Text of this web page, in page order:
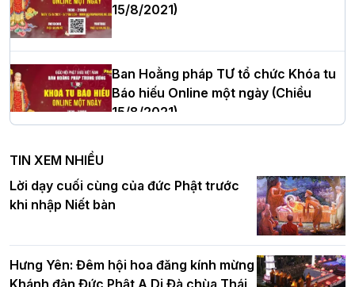
Thượng tọa Thích Tâm Chính được suy
cử tân Trưởng ban Trị sự GHPGVN tỉnh
Hà Nội: Tăng Ni Trường hạ Bồ Đề trang
nghiêm tác pháp Tiền an cư PL.2570 –
DL.2026
chúc mừng Phật đản BTS GHPGVN TP.
Hà Nội
15/8/2021)
Ban Hoằng pháp TƯ tổ chức Khóa tu
Báo hiếu Online một ngày (Chiều
15/8/2021)
Ban Hoằng pháp TƯ tổ chức Khóa tu
Báo hiếu Online một ngày (Sáng
15/8/2021)
TIN XEM NHIỀU
Lời dạy cuối cùng của đức Phật trước
khi nhập Niết bàn
Hưng Yên: Đêm hội hoa đăng kính mừng